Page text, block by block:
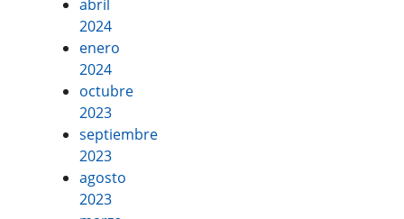
abril
2024
enero
2024
octubre
2023
septiembre
2023
agosto
2023